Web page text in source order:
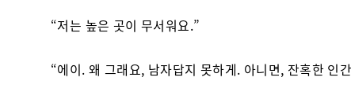
“저는 높은 곳이 무서워요.”
“에이. 왜 그래요, 남자답지 못하게. 아니면, 잔혹한 인